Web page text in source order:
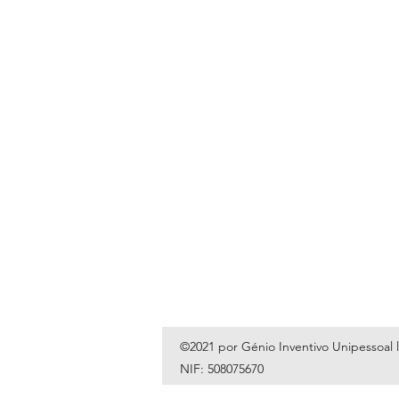
©2021 por Génio Inventivo Unipessoal
NIF: 508075670